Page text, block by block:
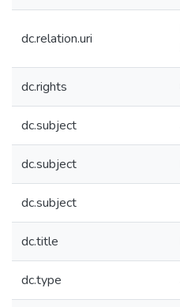
dc.relation.uri
dc.rights
dc.subject
dc.subject
dc.subject
dc.title
dc.type